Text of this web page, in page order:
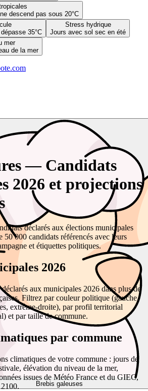
descend pas sous 20°C
35°C
Stress hydrique
Jours avec sol sec en été
mer
de la mer
Brebis galeuses
— Candidats
2026 et projections
déclarés aux élections municipales
50 000 candidats référencés avec leurs
et étiquettes politiques.
2026
aux municipales 2026 dans plus de
Filtrez par couleur politique (gauche,
extrême-droite), par profil territorial
et par taille de commune.
par commune
climatiques de votre commune : jours de
élévation du niveau de la mer,
issues de Météo France et du GIEC,